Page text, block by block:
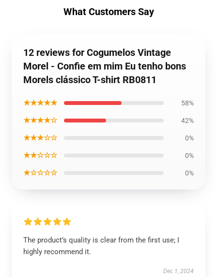
What Customers Say
12 reviews for Cogumelos Vintage
Morel - Confie em mim Eu tenho bons
Morels clássico T-shirt RB0811
★★★★★ 58%
★★★★☆ 42%
★★★☆☆ 0%
★★☆☆☆ 0%
★☆☆☆☆ 0%
The product’s quality is clear from the first use; I
highly recommend it.
Dec 1, 2024